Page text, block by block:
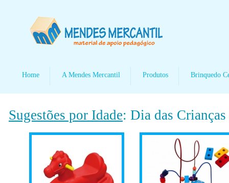
Home A Mendes Mercantil Produtos Brinquedo
Sugestões por Idade: Dia das Crianças